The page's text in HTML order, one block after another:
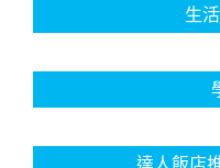
生